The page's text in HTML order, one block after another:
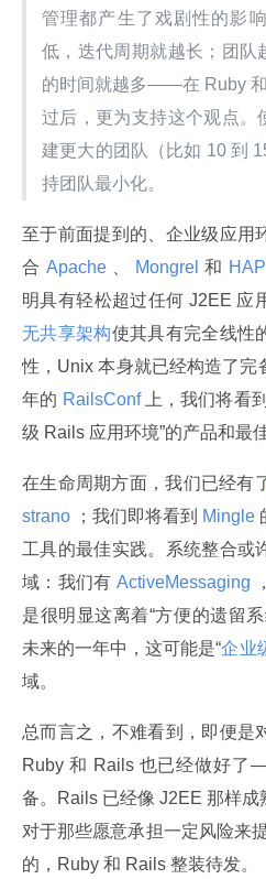
管理都产生了戏剧性的影
低，迭代周期就越长；团队
的时间就越多——在 Ruby
过后，更为支持这个观点。
建更大的团队（比如 10 到
持团队最小化。
至于前面提到的、企业级应用
合 Apache Mongrel 和
明具有轻松超过任何 J2EE 应
无共享架构使其具有完全线性
性，Unix 本身就已经构造了完
年的 RailsConf
上，我们将看
级 Rails 应用环境”的产品和最
在生命周期方面，我们已经有
strano
；我们即将看到 Mingle
工具的最佳实践。系统整合或
域：我们有 ActiveMessaging
是很明显这离着“方便的遗留
未来的一年中，这可能是“企业
域。
总而言之，不难看到，即便是
Ruby 和 Rails 也已经做好
备。Rails 已经像 J2EE 那样成
对于那些愿意承担一定风险来
的，Ruby 和 Rails 整装待发。